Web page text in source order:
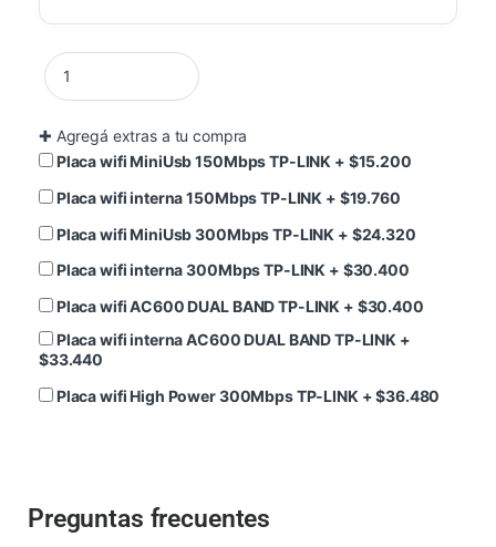
✚ Agregá extras a tu compra
Placa wifi MiniUsb 150Mbps TP-LINK + $15.200
Placa wifi interna 150Mbps TP-LINK + $19.760
Placa wifi MiniUsb 300Mbps TP-LINK + $24.320
Placa wifi interna 300Mbps TP-LINK + $30.400
Placa wifi AC600 DUAL BAND TP-LINK + $30.400
Placa wifi interna AC600 DUAL BAND TP-LINK +
$33.440
Placa wifi High Power 300Mbps TP-LINK +$36.480
Preguntas frecuentes